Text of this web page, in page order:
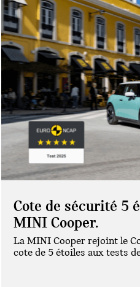
Cote de sécurité 5
MINI Cooper.
La MINI Cooper rejoint le
cote de 5 étoiles aux tests